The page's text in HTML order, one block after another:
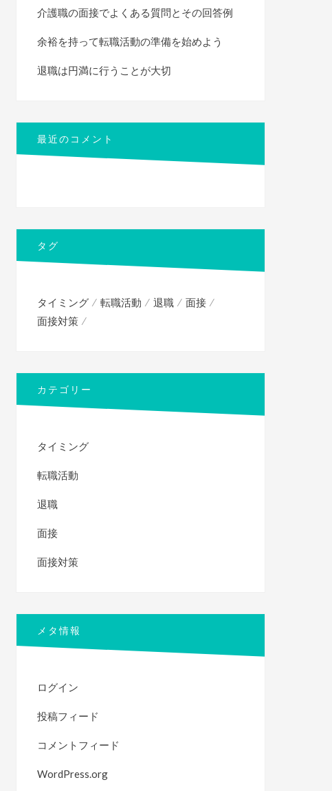
介護職の面接でよくある質問とその回答例
余裕を持って転職活動の準備を始めよう
退職は円満に行うことが大切
最近のコメント
タグ
タイミング 転職活動 退職
面接
面接対策
カテゴリー
タイミング
転職活動
退職
面接
面接対策
メタ情報
ログイン
投稿フィード
コメントフィード
WordPress.org